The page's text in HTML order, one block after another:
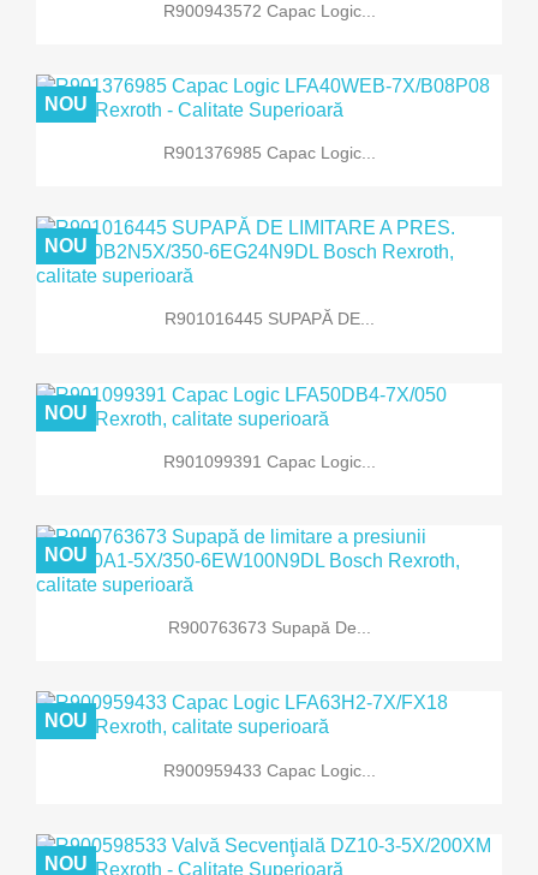
R900943572 Capac Logic...
R901376985 Capac Logic...
NOU
R901016445 SUPAPĂ DE...
NOU
R901099391 Capac Logic...
NOU
R900763673 Supapă De...
NOU
R900959433 Capac Logic...
NOU
NOU